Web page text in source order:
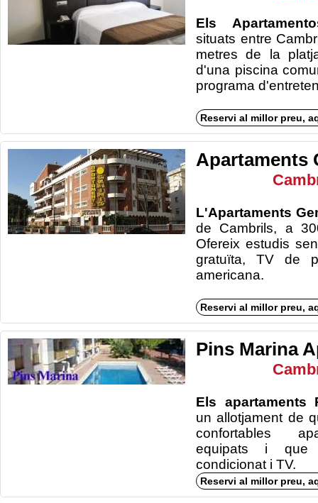
Els
situats entre
metres de la
d'una piscina
programa
Reservi al millor preu,
Apartaments
L'Apartaments
de Cambrils, a
Ofereix estudis
gratuïta, TV de
Reservi al millor preu,
Pins Marina
Els
un allotjament de
confortables
equipats i que
condicionat i TV.
Reservi al millor preu,